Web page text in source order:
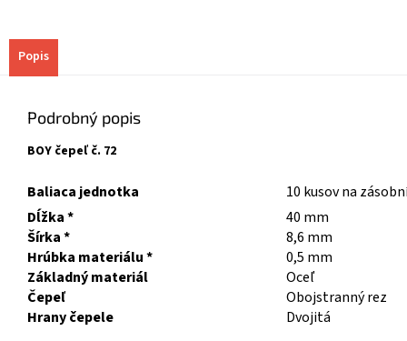
Popis
Podrobný popis
BOY čepeľ č. 72
Baliaca jednotka
10 kusov na
Dĺžka *
40 mm
Šírka *
8,6 mm
Hrúbka materiálu *
0,5 mm
Základný materiál
Oceľ
Čepeľ
Obojstranný rez
Hrany čepele
Dvojitá